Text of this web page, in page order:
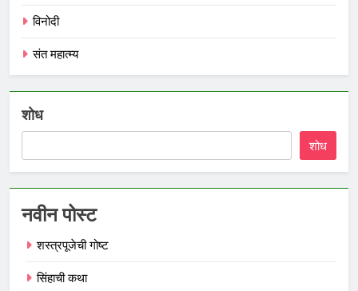
विनोदी
संत महात्म्य
शोध
शोध
नवीन पोस्ट
शस्त्रपूजेची गोष्ट
सिंहाची कथा